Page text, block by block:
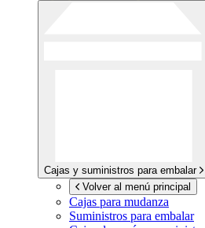
Cajas y suministros para embalar
Volver al menú principal
Cajas para mudanza
Suministros para embalar